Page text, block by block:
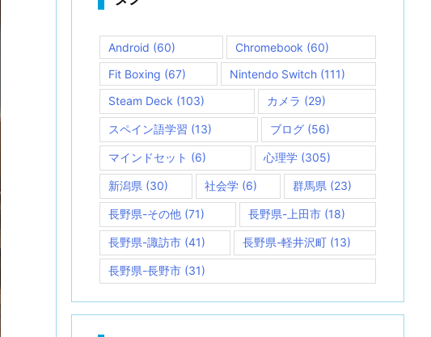
Android (60) Chromebook (60)
Fit Boxing (67) Nintendo Switch(111)
Steam Deck (103) カメラ (29)
スペイン語学習 (13) ブログ (56)
マインドセット (6) 心理学 (305)
新潟県 (30) 社会学(6) 群馬県 (23)
長野県-その他 (71) 長野県-上田市(18)
長野県-諏訪市 (41) 長野県-軽井沢町 (13)
長野県-長野市 (31)